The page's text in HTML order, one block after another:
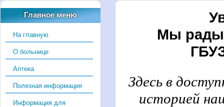
Главное меню
На главную
О больнице
Аптека
Полезная информация
Информация для
Мы рады
Здесь в
историей